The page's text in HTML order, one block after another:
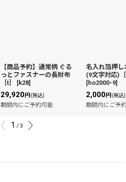
【商品予約】通常柄 ぐる
っとファスナーの長財布
［t］
[k28]
29,920円(税込)
期間内にご予約可能
名入れ箔押し
(9文字対応)
[ho2000-9]
2,000円(税込)
期間内にご予
1 / 3